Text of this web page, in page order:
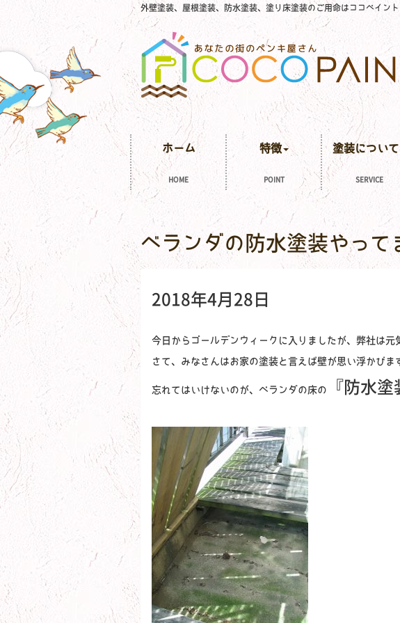
外壁塗装、屋根塗装、防水塗装、塗り床塗装のご用命はココペイント
HOME
ホーム
POINT
特徴
SERVICE
塗装について
ベランダの防水塗装やって
2018年4月28日
今日からゴールデンウィークに入りましたが、弊社は元
さて、みなさんはお家の塗装と言えば壁が思い浮かびま
忘れてはいけないのが、ベランダの床の 『防水塗